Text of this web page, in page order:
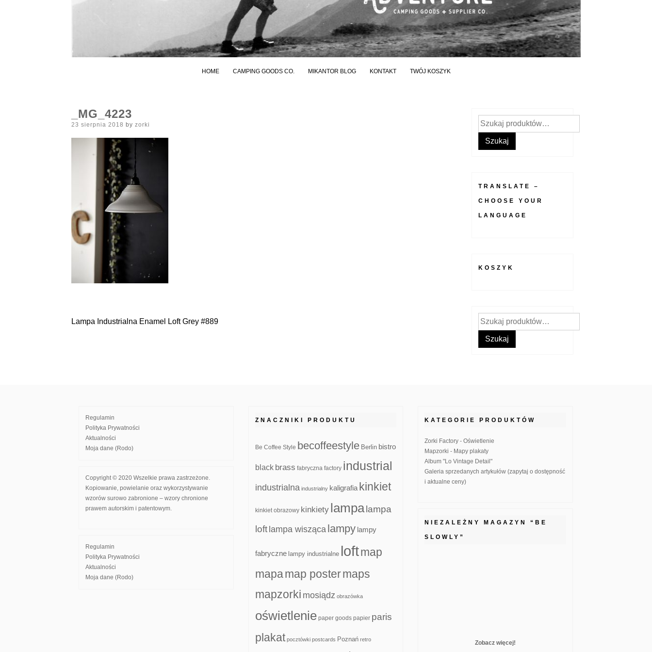
HOME CAMPING GOODS CO. MIKANTOR BLOG KONTAKT TWÓJ KOSZYK
_MG_4223
Posted
23 sierpnia 2018 by zorki
Nawigacja
Lampa Industrialna Enamel Loft Grey #889
Szukaj:
Szukaj
TRANSLATE –
CHOOSE YOUR
LANGUAGE
KOSZYK
Szukaj:
Szukaj
Regulamin
Polityka Prywatności
Aktualności
Moja dane (Rodo)
Copyright © 2020 Wszelkie prawa zastrzeżone.
Kopiowanie, powielanie oraz wykorzystywanie
wzorów surowo zabronione – wzory chronione
prawem autorskim i patentowym.
Regulamin
Polityka Prywatności
Aktualności
Moja dane (Rodo)
ZNACZNIKI PRODUKTU
Be Coffee Style becoffeestyle Berlin bistro
black brass fabryczna factory industrial
industrialna industrialny kaligrafia kinkiet
kinkiet obrazowy kinkiety lampa lampa
loft lampa wisząca lampy lampy
fabryczne lampy industrialne loftmap
mapamap postermaps
mapzorki mosiądz obrazówka
oświetlenie paper goods papier paris
plakat pocztówki postcards Poznań retro
KATEGORIE PRODUKTÓW
Zorki Factory - Oświetlenie
Mapzorki - Mapy plakaty
Album "Lo Vintage Detail"
Galeria sprzedanych artykułów (zapytaj o dostępność
i aktualne ceny)
NIEZALEŻNY MAGAZYN “BE
SLOWLY”
Zobacz więcej!